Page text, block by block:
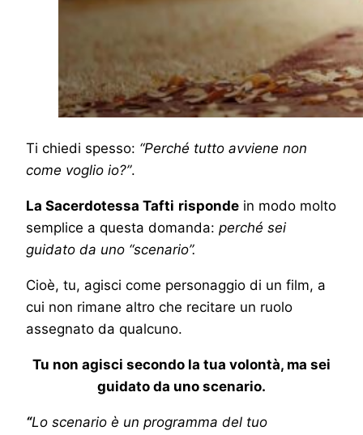
Ti chiedi spesso: “Perché tutto avviene non
come voglio io?”.
La Sacerdotessa Tafti risponde in modo molto
semplice a questa domanda: perché sei
guidato da uno “scenario”.
Cioè, tu, agisci come personaggio di un film, a
cui non rimane altro che recitare un ruolo
assegnato da qualcuno.
Tu non agisci secondo la tua volontà, ma sei
guidato da uno scenario.
“Lo scenario è un programma del tuo